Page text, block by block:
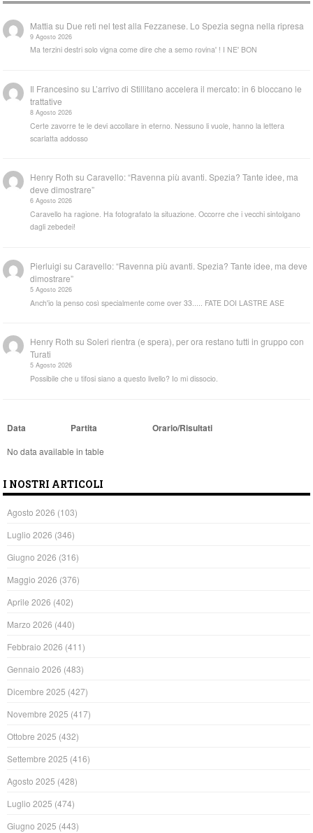
Mattia su Due reti nel test alla Fezzanese. Lo Spezia segna nella ripresa
9 Agosto 2026
Ma terzini destri solo vigna come dire che a semo rovina' ! I NE' BON
Il Francesino su L’arrivo di Stillitano accelera il mercato: in 6 bloccano le
trattative
8 Agosto 2026
Certe zavorre te le devi accollare in eterno. Nessuno li vuole, hanno la lettera
scarlatta addosso
Henry Roth suCaravello: “Ravenna più avanti. Spezia? Tante idee, ma
deve dimostrare”
6 Agosto 2026
Caravello ha ragione. Ha fotografato la situazione. Occorre che i vecchi sintolgano
dagli zebedei!
Pierluigi suCaravello: “Ravenna più avanti. Spezia? Tante idee, ma deve
dimostrare”
5 Agosto 2026
Anch'io la penso così specialmente come over 33..... FATE DOI LASTRE ASE
Henry Roth suSoleri rientra (e spera), per ora restano tutti in gruppo con
Turati
5 Agosto 2026
Possibile che u tifosi siano a questo livello? Io mi dissocio.
Data Partita Orario/Risultati
No data available in table
I NOSTRI ARTICOLI
Agosto 2026 (103)
Luglio 2026 (346)
Giugno 2026 (316)
Maggio 2026 (376)
Aprile 2026 (402)
Marzo 2026 (440)
Febbraio 2026 (411)
Gennaio 2026 (483)
Dicembre 2025 (427)
Novembre 2025 (417)
Ottobre 2025 (432)
Settembre 2025 (416)
Agosto 2025 (428)
Luglio 2025 (474)
Giugno 2025 (443)